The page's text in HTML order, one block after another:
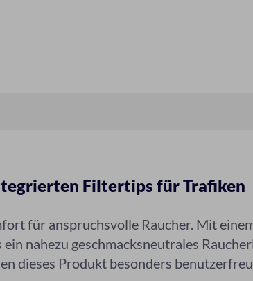
Filtertips für Trafiken
für anspruchsvolle Raucher. Mit
nahezu geschmacksneutrales
dieses Produkt besonders